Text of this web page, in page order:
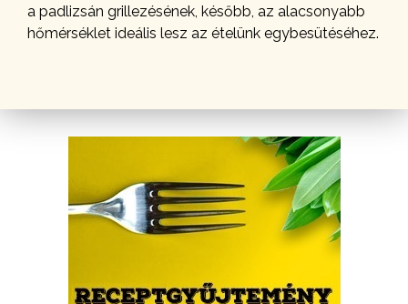
a padlizsán grillezésének, később, az alacsonyabb
hőmérséklet ideális lesz az ételünk egybesütéséhez.